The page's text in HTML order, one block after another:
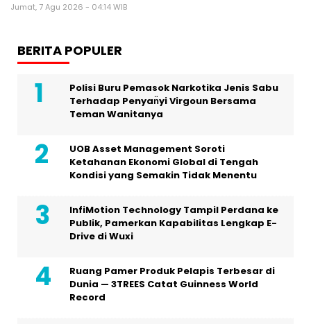
Jumat, 7 Agu 2026 - 04:14 WIB
BERITA POPULER
Polisi Buru Pemasok Narkotika Jenis Sabu
Terhadap Penyan̈yi Virgoun Bersama
Teman Wanitanya
UOB Asset Management Soroti
Ketahanan Ekonomi Global di Tengah
Kondisi yang Semakin Tidak Menentu
InfiMotion Technology Tampil Perdana ke
Publik, Pamerkan Kapabilitas Lengkap E-
Drive di Wuxi
Ruang Pamer Produk Pelapis Terbesar di
Dunia — 3TREES Catat Guinness World
Record